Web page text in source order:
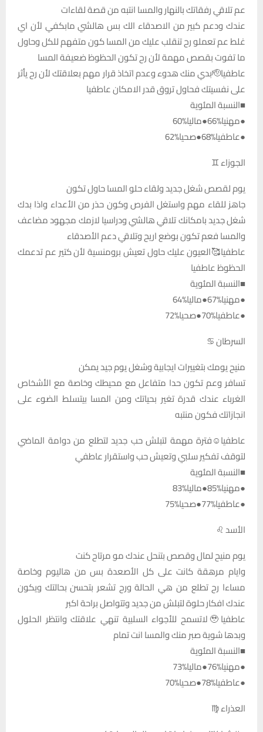
عم تلاقي رفقاتك بالنهار والمسا انتبه من قصة لقاءات
عندك ودعم كبير من الاصدقاء الك بس هالشي مابكفي لأن اي
غلط عم تعملو رح تنقلب عليك من المسا كون متفهم للكل وحاول
ما تفوت بقصص مهمة لأن رح تكون الحظوظ ضعيفة المسا
عاطفيا🫡بدي منك هدوء وعدم اتخاذ قرار مهم بعلاقتك لأن رح يأثر
على نفسيتك فحاول تروق قدر الامكان عاطفيا
■النسبة المئوية
●مهنيا%66●ماليا%60
●عاطفيا%68●صحيا%62
الجوزاء ♊
يوم لقصص شغل جديد ولقاء حلو المسا حاول تكون
جاهز للقاء مهم واستغل الفرص وكون حذر من الأعداء واذا بدك
شغل جديد بامكانك تلاقي هالشي ودراسيا لازمك مجهود مضاعف
والمسا فعم تكون بوضع اريح وتلاقي دعم الأصدقاء
عاطفيا🥰العيون عليك حاول تعيش برومنسية لأن كتير عم تدعمك
الحظوظ عاطفيا
■النسبة المئوية
●مهنيا%67●ماليا%64
●عاطفيا%70●صحيا%72
السرطان ♋
منيح يومك بتغييرات ايجابية وشغل يوم جيد يمكن
تسافر وعم تكون حدا متفاعل مع محيطك وخاصة مع الأشخاص
الغرباء عندك قدرة تغير بحياتك ومن المسا بيتسلط الضوء على
انجازاتك فكون منتبه
عاطفيا☺️فترة مهمة لتبلش حب جديد لتطلع من دوامة الماضي
لتوقف تفكير سلبي وتعيش حب واستقرار عاطفي
■النسبة المئوية
●مهنيا%85●ماليا%83
●عاطفيا%77●صحيا%75
الأسد ♌
يوم منيح لمال وقصص بتنحل عندك مو مرتاح كنت
وايام مرهقة كانت على كل الأصعدة بس من هاليوم وخاصة
مساءا رح تطلع من هي الحالة ورح تشعر بتحسن بحالتك ويكون
عندك افكار حلوة لتبلش من جديد وتتواصل براحة اكبر
عاطفيا🥹لاتسمح للأجواء السلبية تنهي علاقتك وانتظر الحلول
وبدها شوية صبر منك والمسا انت تمام
■النسبة المئوية
●مهنيا%76●ماليا%73
●عاطفيا%78●صحيا%70
العذراء ♍